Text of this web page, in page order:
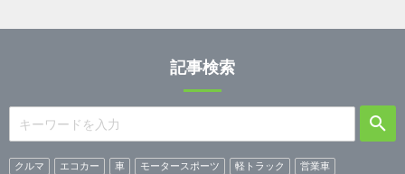
記事検索
クルマ エコカー 車 モータースポーツ 軽トラック
営業車